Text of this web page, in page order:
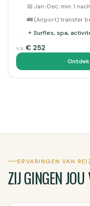
📅 Jan-Dec: min. 1
🚌(Airport) transfer
✦ Surfles, spa,
v.a.€ 252
ERVARINGEN VAN
ZIJ GINGEN